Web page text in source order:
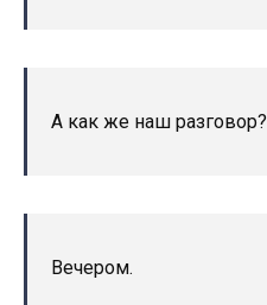
А как же наш разговор?
Вечером.